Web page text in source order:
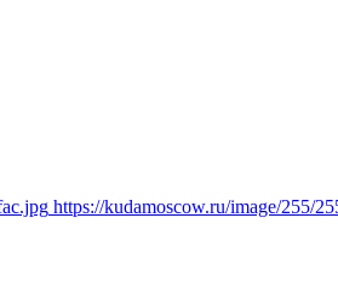
https://kudamoscow.ru/image/255/